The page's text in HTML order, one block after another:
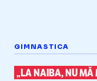
GIMNASTICA
„LA NAIBA, NU MĂ